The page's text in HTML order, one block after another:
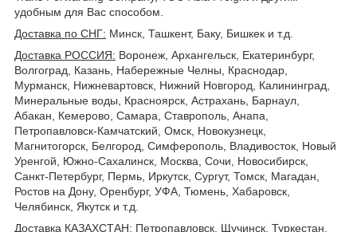
удобным для Вас способом.
Доставка по СНГ: Минск, Ташкент, Баку, Бишкек и т.д.
Доставка РОССИЯ: Воронеж, Архангельск, Екатеринбург,
Волгоград, Казань, Набережные Челны, Краснодар,
Мурманск, Нижневартовск, Нижний Новгород, Калининград,
Минеральные воды, Красноярск, Астрахань, Барнаул,
Абакан, Кемерово, Самара, Ставрополь, Анапа,
Петропавловск-Камчатский, Омск, Новокузнецк,
Магнитогорск, Белгород, Симферополь, Владивосток, Новый
Уренгой, Южно-Сахалинск, Москва, Сочи, Новосибирск,
Санкт-Петербург, Пермь, Иркутск, Сургут, Томск, Магадан,
Ростов на Дону, Оренбург, УФА, Тюмень, Хабаровск,
Челябинск, Якутск и т.д.
Доставка КАЗАХСТАН: Петропавловск, Щучинск, Туркестан,